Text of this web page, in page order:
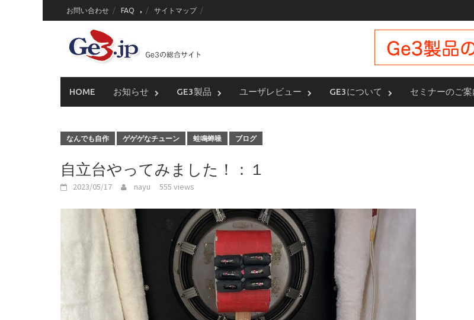
to
お問い合わせ FAQ サイトマップ
HOME お知らせ GE3製品 ユーザレビュー GE3について セミナーのご案
なんでも自作 ゲゲゲなチューン 蛙鳴蝉噪 ブログ
自立台やってみました！：１
2023/05/17 nayu 555 views